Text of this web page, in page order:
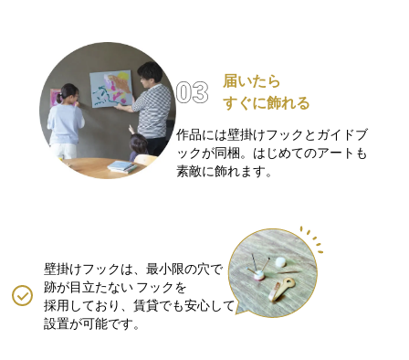
届いたら
すぐに飾れる
作品には壁掛けフックとガイドブ
ックが同梱。はじめてのアートも
素敵に飾れます。
壁掛けフックは、最小限の穴で
跡が目立たない フックを
採用しており、賃貸でも安心して
設置が可能です。